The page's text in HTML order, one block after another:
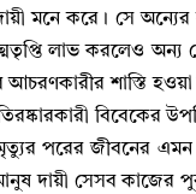
মনে করে । সে
লাভ করলেও
শাস্তি
বিবেকের
পরের জীবনের এমন
দায়ী সেসব কাজের